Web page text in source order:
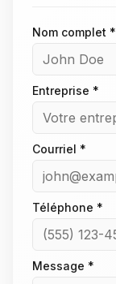
Nom complet *
Entreprise *
Courriel *
Téléphone *
Message *